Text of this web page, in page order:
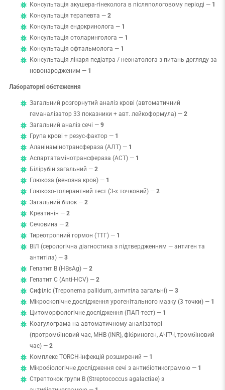
Консультація акушера-гінеколога в післяпологовому періоді — 1
Консультація терапевта — 2
Консультація ендокринолога — 1
Консультація отоларинголога — 1
Консультація офтальмолога — 1
Консультація лікаря педіатра / неонатолога з питань догляду за
новонародженим — 1
Лабораторні обстеження
Загальний розгорнутий аналіз крові (автоматичний
геманалізатор 33 показники + авт. лейкоформула) — 2
Загальний аналіз сечі — 9
Група крові + резус-фактор — 1
Аланінамінотрансфераза (АЛТ) — 1
Аспартатамінотрансфераза (АСТ) — 1
Білірубін загальний — 2
Глюкоза (венозна кров) — 1
Глюкозо-толерантний тест (3-х точковий) — 2
Загальний білок — 2
Креатинін — 2
Сечовина — 2
Тиреотропний гормон (ТТГ) — 1
ВІЛ (серологічна діагностика з підтвердженням — антиген та
антитіла) — 3
Гепатит B (HBsAg) — 2
Гепатит C (Anti-HCV) — 2
Сифіліс (Treponema pallidum, антитіла загальні) — 3
Мікроскопічне дослідження урогенітального мазку (3 точки) — 1
Цитоморфологічне дослідження (ПАП-тест) — 1
Коагулограма на автоматичному аналізаторі
(протромбіновий час, МНВ (INR), фібриноген, АЧТЧ, тромбіновий
час) — 2
Комплекс TORCH-інфекцій розширений — 1
Мікробіологічне дослідження сечі з антибіотикограмою — 1
Стрептокок групи B (Streptococcus agalactiae) з